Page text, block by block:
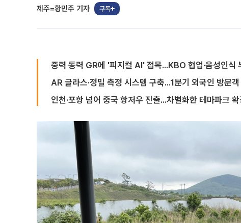
제주=황민주 기자 구독
중력 동력 GR에 '피지컬 AI' 접목...KBO 협업·음성인식
AR 글라스·정밀 측정 시스템 구축...1분기 외국인 방문
인천·포항 넘어 중국 항저우 진출...차별화한 테마파크